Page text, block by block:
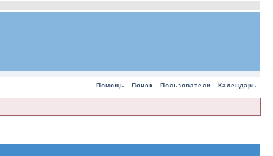
Помощь Поиск Пользователи Календарь